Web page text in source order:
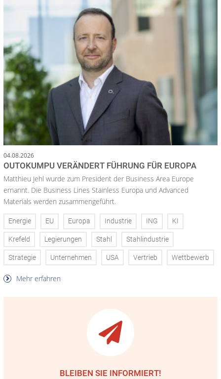
04.08.2026
OUTOKUMPU VERÄNDERT FÜHRUNG FÜR EUROPA
Matthieu Jehl wurde zum President der Business Area Europe
ernannt. Die Business Lines Stainless Europa und Advanced
Materials werden zusammengeführt.
Energie EU Europa Industrie ING KI
Krefeld Legierungen Stahl Stahlindustrie
Strategie Unternehmen USA Vertrieb Wettbewerb
Mehr erfahren
BLEIBEN SIE INFORMIERT!